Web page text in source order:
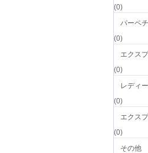
(0)
パーペ
(0)
エクス
(0)
レディ
(0)
エクス
(0)
その他